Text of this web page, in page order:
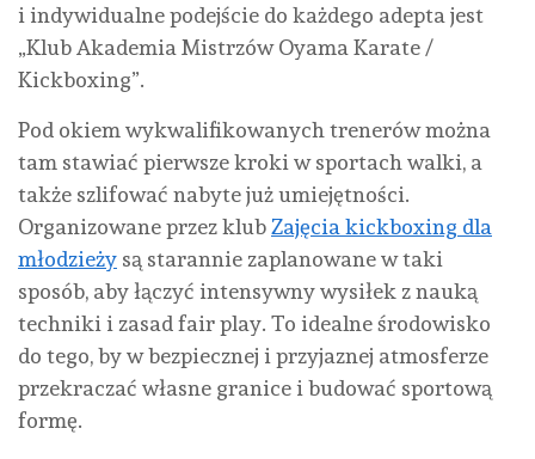
i indywidualne podejście do każdego adepta jest
„Klub Akademia Mistrzów Oyama Karate /
Kickboxing”.
Pod okiem wykwalifikowanych trenerów można
tam stawiać pierwsze kroki w sportach walki, a
także szlifować nabyte już umiejętności.
Organizowane przez klubZajęcia kickboxing dla
młodzieży są starannie zaplanowane w taki
sposób, aby łączyć intensywny wysiłek z nauką
techniki i zasad fair play. To idealne środowisko
do tego, by w bezpiecznej i przyjaznej atmosferze
przekraczać własne granice i budować sportową
formę.